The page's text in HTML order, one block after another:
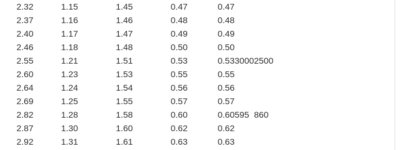
2.32 1.15 1.45 0.47
0.47
2.37 1.16 1.46 0.48
0.48
2.40 1.17 1.47 0.49
0.49
2.46 1.18 1.48 0.50
0.50
2.55 1.21 1.51 0.53 0.5330002500
2.60 1.23 1.53 0.55
0.55
2.64 1.24 1.54 0.56
0.56
2.69 1.25 1.55 0.57
0.57
2.82 1.28 1.58 0.60 0.60595 860
2.87 1.30 1.60 0.62
0.62
2.92 1.31 1.61 0.63
0.63